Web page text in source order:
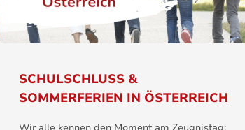
SCHULSCHLUSS &
SOMMERFERIEN IN ÖSTERREICH